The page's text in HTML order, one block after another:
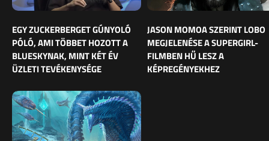
EGY ZUCKERBERGET GÚNYOLÓ
PÓLÓ, AMI TÖBBET HOZOTT A
BLUESKYNAK, MINT KÉT ÉV
ÜZLETI TEVÉKENYSÉGE
JASON MOMOA SZERINT LOBO
MEGJELENÉSE A SUPERGIRL-
FILMBEN HŰ LESZ A
KÉPREGÉNYEKHEZ